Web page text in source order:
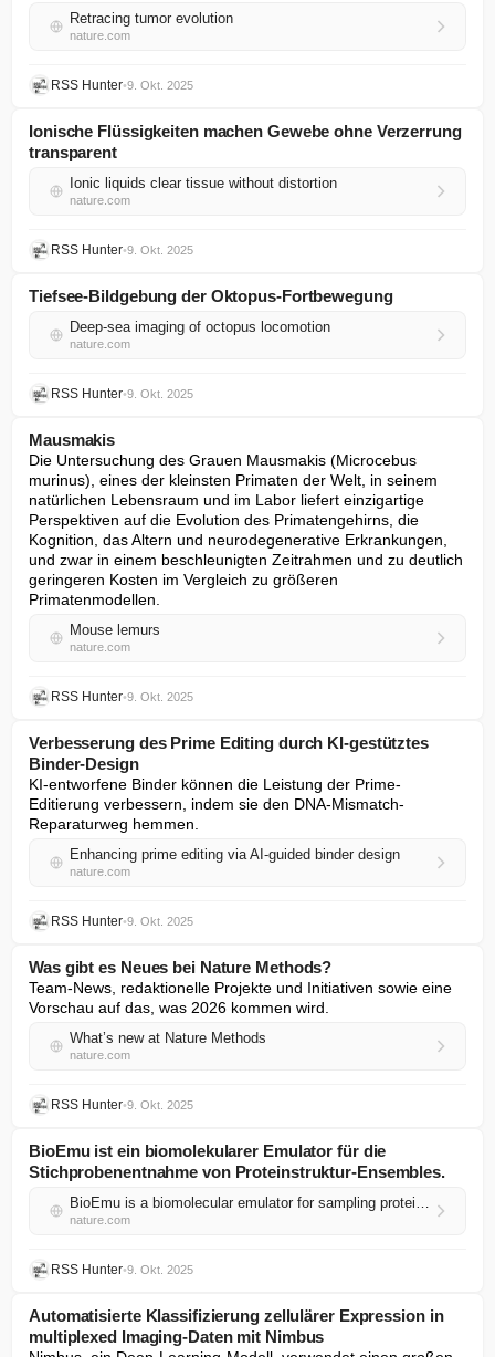
Retracing tumor evolution
nature.com
RSS Hunter•9. Okt. 2025
Ionische Flüssigkeiten machen Gewebe ohne Verzerrung
transparent
Ionic liquids clear tissue without distortion
nature.com
RSS Hunter•9. Okt. 2025
Tiefsee-Bildgebung der Oktopus-Fortbewegung
Deep-sea imaging of octopus locomotion
nature.com
RSS Hunter•9. Okt. 2025
Mausmakis
Die Untersuchung des Grauen Mausmakis (Microcebus
murinus), eines der kleinsten Primaten der Welt, in seinem
natürlichen Lebensraum und im Labor liefert einzigartige
Perspektiven auf die Evolution des Primatengehirns, die
Kognition, das Altern und neurodegenerative Erkrankungen,
und zwar in einem beschleunigten Zeitrahmen und zu deutlich
geringeren Kosten im Vergleich zu größeren
Primatenmodellen.
Mouse lemurs
nature.com
RSS Hunter•9. Okt. 2025
Verbesserung des Prime Editing durch KI-gestütztes
Binder-Design
KI-entworfene Binder können die Leistung der Prime-
Editierung verbessern, indem sie den DNA-Mismatch-
Reparaturweg hemmen.
Enhancing prime editing via AI-guided binder design
nature.com
RSS Hunter•9. Okt. 2025
Was gibt es Neues bei Nature Methods?
Team-News, redaktionelle Projekte und Initiativen sowie eine
Vorschau auf das, was 2026 kommen wird.
What’s new at Nature Methods
nature.com
RSS Hunter•9. Okt. 2025
BioEmu ist ein biomolekularer Emulator für die
Stichprobenentnahme von Proteinstruktur-Ensembles.
BioEmu is a biomolecular emulator for sampling protein structure ensembles
nature.com
RSS Hunter•9. Okt. 2025
Automatisierte Klassifizierung zellulärer Expression in
multiplexed Imaging-Daten mit Nimbus